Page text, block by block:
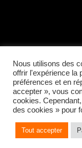
07 86 10 29 27
Nous utilisons des
offrir l'expérience la
préférences et en
accepter », vous
cookies.
des cookies » pour
Tout accepter